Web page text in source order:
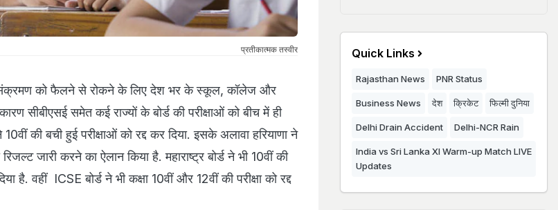
प्रतीकात्मक तस्वीर
संक्रमण को फैलने से रोकने के लिए देश भर के स्‍कूल, कॉलेज और
सीबीएसई समेत कई राज्‍यों के बोर्ड की परीक्षाओं को बीच में ही
की बची हुई परीक्षाओं को रद्द कर दिया. इसके अलावा हरियाणा ने
रिजल्‍ट जारी करने का ऐलान किया है. महाराष्‍ट्र बोर्ड ने भी 10वीं की
है. वहीं ICSE बोर्ड ने भी कक्षा 10वीं और 12वीं की परीक्षा को रद्द
Quick Links
Rajasthan News PNR Status
Business News देश क्रिकेट फिल्मी दुनिया
Delhi Drain Accident Delhi-NCR Rain
India vs Sri Lanka XI Warm-up Match LIVE
Updates